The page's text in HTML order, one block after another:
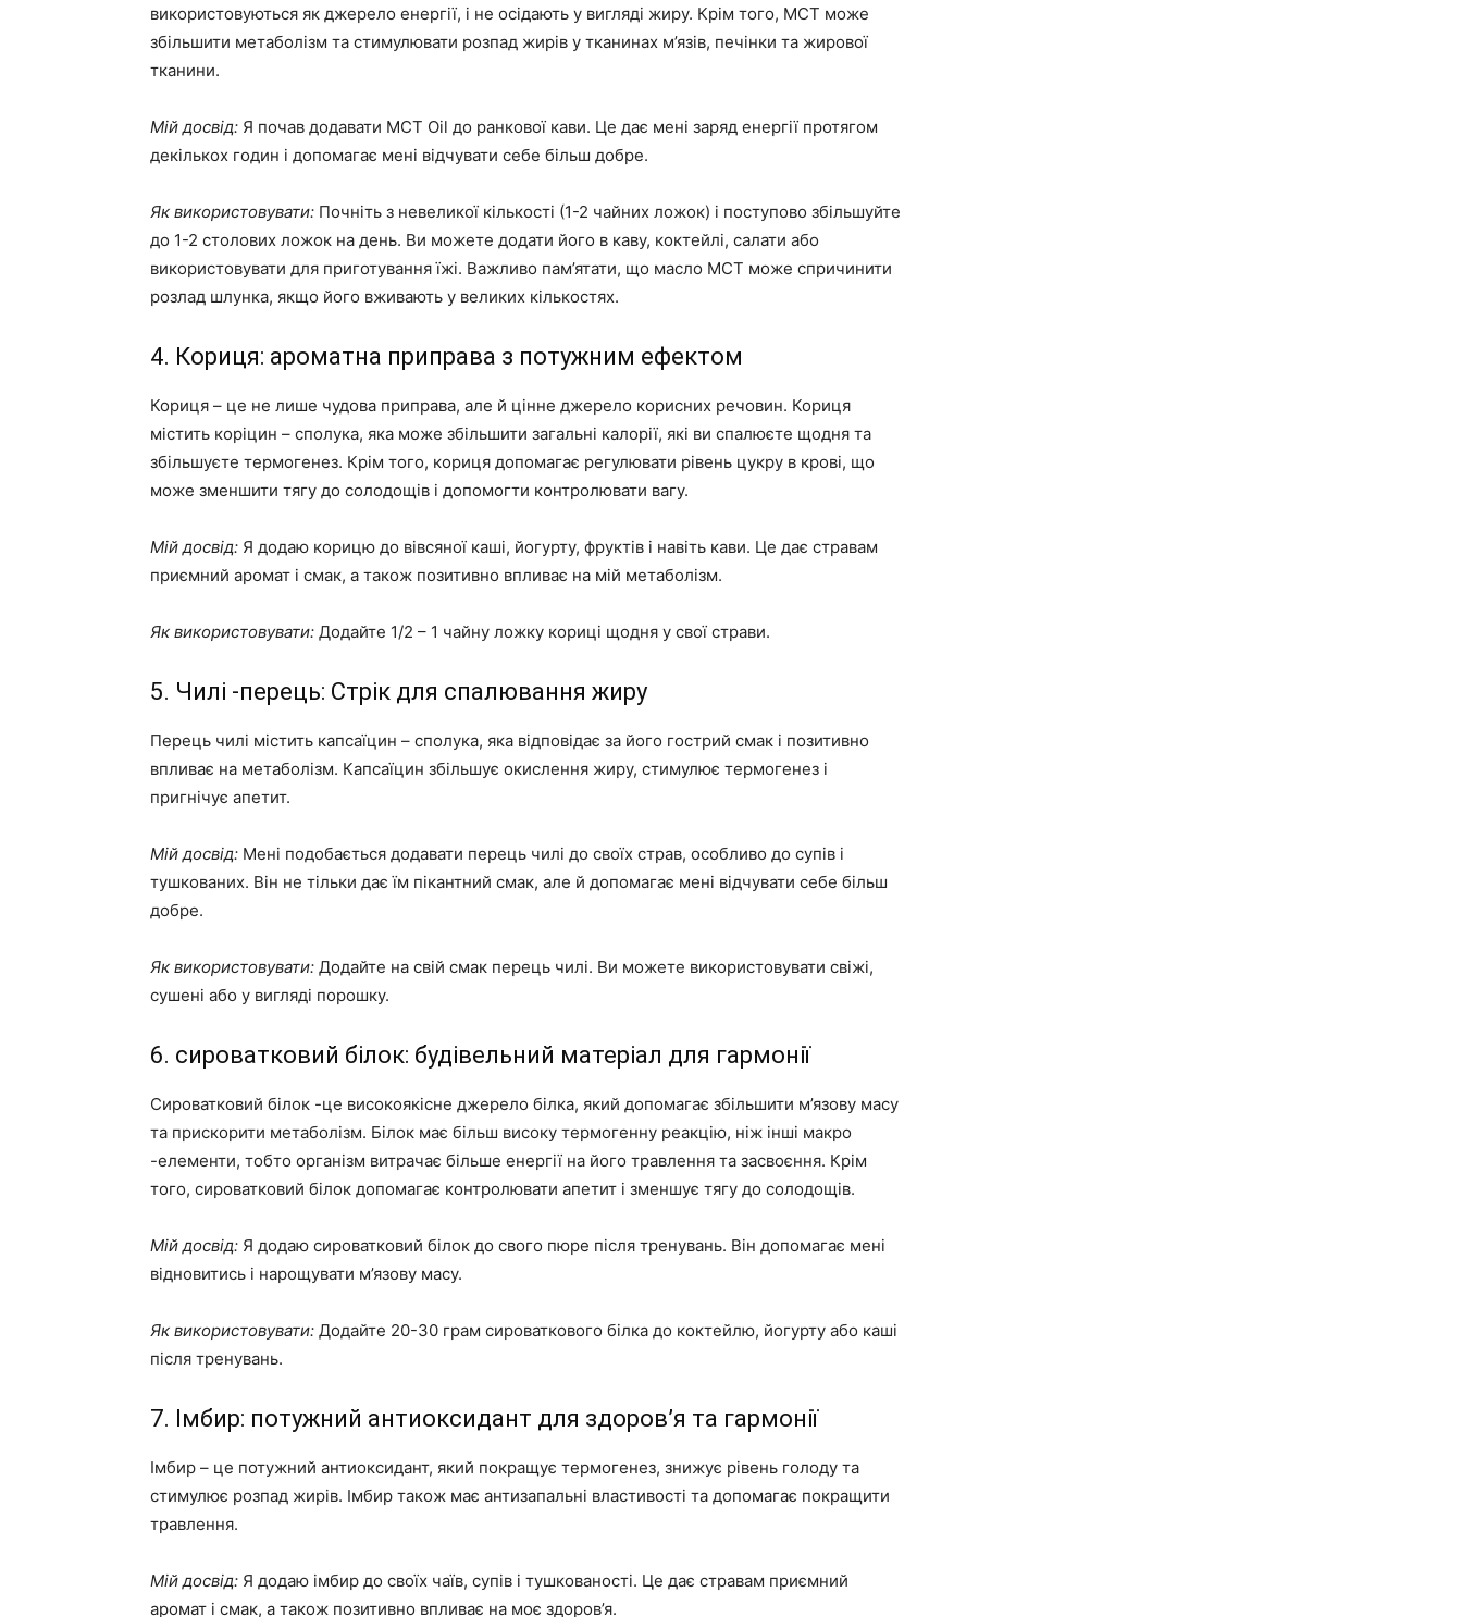
використовуються як джерело енергії, і не осідають у вигляді жиру. Крім того, MCT може
збільшити метаболізм та стимулювати розпад жирів у тканинах м’язів, печінки та жирової
тканини.
Мій досвід: Я почав додавати MCT Oil до ранкової кави. Це дає мені заряд енергії протягом
декількох годин і допомагає мені відчувати себе більш добре.
Як використовувати: Почніть з невеликої кількості (1-2 чайних ложок) і поступово збільшуйте
до 1-2 столових ложок на день. Ви можете додати його в каву, коктейлі, салати або
використовувати для приготування їжі. Важливо пам’ятати, що масло MCT може спричинити
розлад шлунка, якщо його вживають у великих кількостях.
4. Кориця: ароматна приправа з потужним ефектом
Кориця – це не лише чудова приправа, але й цінне джерело корисних речовин. Кориця
містить коріцин – сполука, яка може збільшити загальні калорії, які ви спалюєте щодня та
збільшуєте термогенез. Крім того, кориця допомагає регулювати рівень цукру в крові, що
може зменшити тягу до солодощів і допомогти контролювати вагу.
Мій досвід: Я додаю корицю до вівсяної каші, йогурту, фруктів і навіть кави. Це дає стравам
приємний аромат і смак, а також позитивно впливає на мій метаболізм.
Як використовувати: Додайте 1/2 – 1 чайну ложку кориці щодня у свої страви.
5. Чилі -перець: Стрік для спалювання жиру
Перець чилі містить капсаїцин – сполука, яка відповідає за його гострий смак і позитивно
впливає на метаболізм. Капсаїцин збільшує окислення жиру, стимулює термогенез і
пригнічує апетит.
Мій досвід: Мені подобається додавати перець чилі до своїх страв, особливо до супів і
тушкованих. Він не тільки дає їм пікантний смак, але й допомагає мені відчувати себе більш
добре.
Як використовувати: Додайте на свій смак перець чилі. Ви можете використовувати свіжі,
сушені або у вигляді порошку.
6. сироватковий білок: будівельний матеріал для гармонії
Сироватковий білок -це високоякісне джерело білка, який допомагає збільшити м’язову масу
та прискорити метаболізм. Білок має більш високу термогенну реакцію, ніж інші макро
-елементи, тобто організм витрачає більше енергії на його травлення та засвоєння. Крім
того, сироватковий білок допомагає контролювати апетит і зменшує тягу до солодощів.
Мій досвід: Я додаю сироватковий білок до свого пюре після тренувань. Він допомагає мені
відновитись і нарощувати м’язову масу.
Як використовувати: Додайте 20-30 грам сироваткового білка до коктейлю, йогурту або каші
після тренувань.
7. Імбир: потужний антиоксидант для здоров’я та гармонії
Імбир – це потужний антиоксидант, який покращує термогенез, знижує рівень голоду та
стимулює розпад жирів. Імбир також має антизапальні властивості та допомагає покращити
травлення.
Мій досвід: Я додаю імбир до своїх чаїв, супів і тушкованості. Це дає стравам приємний
аромат і смак, а також позитивно впливає на моє здоров’я.